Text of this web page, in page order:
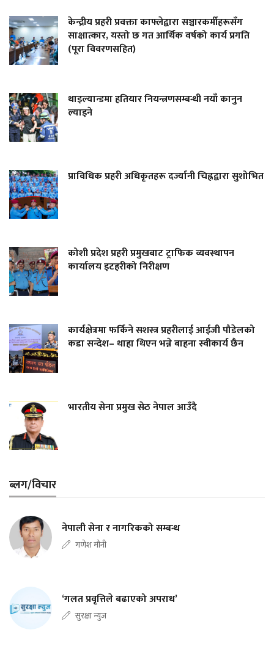
केन्द्रीय प्रहरी प्रवक्ता काफ्लेद्वारा सञ्चारकर्मीहरूसँग
साक्षात्कार, यस्तो छ गत आर्थिक वर्षको कार्य प्रगति
(पूरा विवरणसहित)
थाइल्यान्डमा हतियार नियन्त्रणसम्बन्धी नयाँ कानुन
ल्याइने
प्राविधिक प्रहरी अधिकृतहरू दर्ज्यानी चिह्नद्वारा सुशोभित
कोशी प्रदेश प्रहरी प्रमुखबाट ट्राफिक व्यवस्थापन
कार्यालय इटहरीको निरीक्षण
कार्यक्षेत्रमा फर्किने सशस्त्र प्रहरीलाई आईजी पौडेलको
कडा सन्देश– थाहा थिएन भन्ने बाहना स्वीकार्य छैन
भारतीय सेना प्रमुख सेठ नेपाल आउँदै
ब्लग/विचार
नेपाली सेना र नागरिकको सम्बन्ध
गणेश मौनी
‘गलत प्रवृत्तिले बढाएको अपराध’
सुरक्षा न्युज